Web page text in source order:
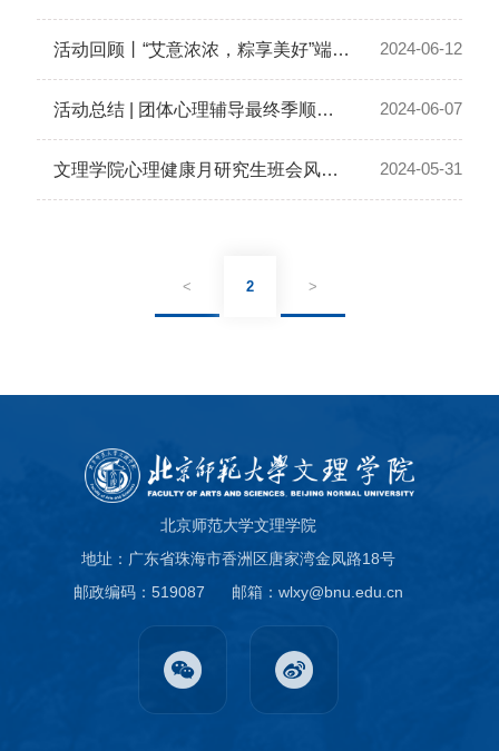
2024-06-12
活动回顾丨“艾意浓浓，粽享美好”端午节主题活动
2024-06-07
活动总结 | 团体心理辅导最终季顺利完结
2024-05-31
文理学院心理健康月研究生班会风采展
< 2 >
北京师范大学文理学院
地址：广东省珠海市香洲区唐家湾金凤路18号
邮政编码：519087
邮箱：wlxy@bnu.edu.cn